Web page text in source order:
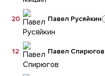
Павел Русяйкин
20
Павел Спирюгов
12